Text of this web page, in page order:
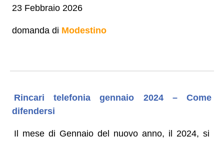
23 Febbraio 2026
domanda di Modestino
Rincari telefonia gennaio 2024 – Come
difendersi
Il mese di Gennaio del nuovo anno, il 2024, si